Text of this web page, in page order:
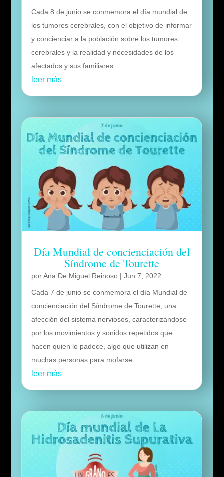
Cada 8 de junio se conmemora el día mundial de
los tumores cerebrales, con el objetivo de informar
y concienciar a la población sobre los tumores
cerebrales y la realidad y necesidades de los
afectados y sus familiares.
leer más
Día Mundial de concienciación del
Síndrome de Tourette
porAna De Miguel Reinoso| Jun 7, 2022
Cada 7 de junio se conmemora el día Mundial de
concienciación del Síndrome de Tourette, una
afección del sistema nerviosos, caracterizándose
por los movimientos y sonidos repetidos que
hacen quien lo padece, algo que utilizan en
muchas personas para mofarse.
leer más